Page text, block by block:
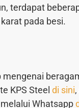
terdapat
pada besi.
KPS Steel di sini
Whatsapp